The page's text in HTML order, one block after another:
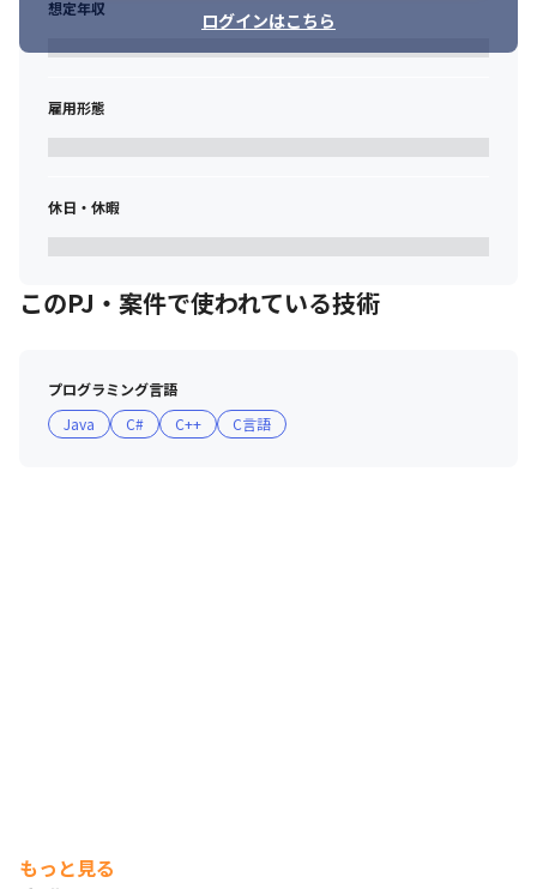
ログインはこちら
想定年収
雇用形態
休日・休暇
このPJ・案件で使われている技術
プログラミング言語
Java
C# C++ C言語
もっと見る